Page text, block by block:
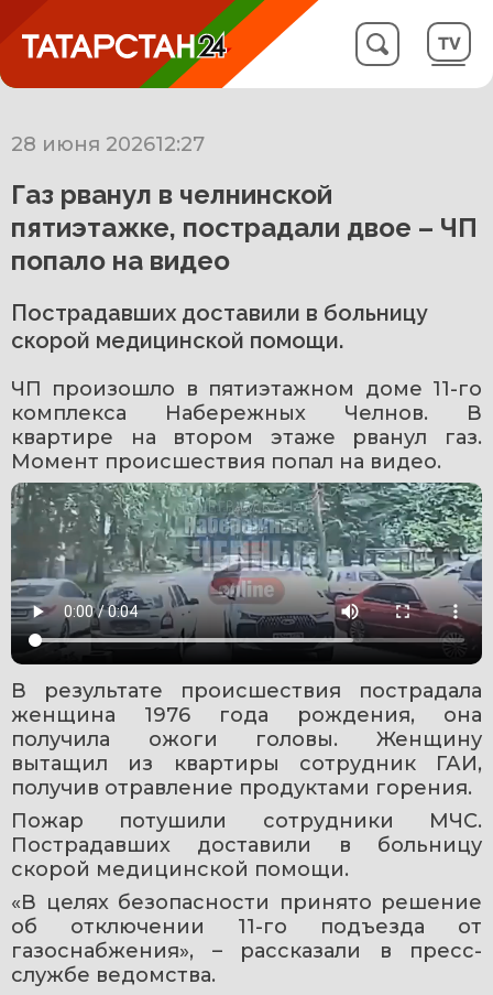
28 июня 202612:27
Газ рванул в челнинской
пятиэтажке, пострадали двое – ЧП
попало на видео
Пострадавших доставили в больницу
скорой медицинской помощи.
ЧП произошло в пятиэтажном доме 11-го
комплекса Набережных Челнов. В
квартире на втором этаже рванул газ.
Момент происшествия попал на видео.
В результате происшествия пострадала
женщина 1976 года рождения, она
получила ожоги головы. Женщину
вытащил из квартиры сотрудник ГАИ,
получив отравление продуктами горения.
Пожар потушили сотрудники МЧС.
Пострадавших доставили в больницу
скорой медицинской помощи.
«В целях безопасности принято решение
об отключении 11-го подъезда от
газоснабжения», – рассказали в пресс-
службе ведомства.